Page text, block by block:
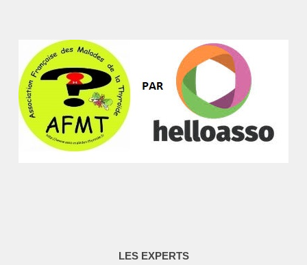
LES EXPERTS